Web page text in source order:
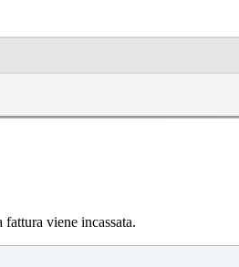
viene incassata.